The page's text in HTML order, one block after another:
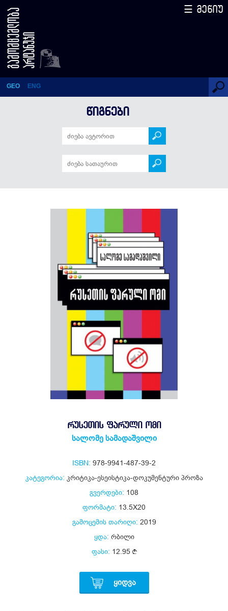
რუსეთის ფარული ომი
GEO ENG
☰ მენიუ
ᲬᲘᲒᲜᲔᲑᲘ
ᲠᲣᲡᲔᲗᲘᲡ ᲤᲐᲠᲣᲚᲘ ᲝᲛᲘ
სალომე სამადაშვილი
ISBN: 978-9941-487-39-2
კატეგორია: კრიტიკა-ესეისტიკა-დოკუმენტური პროზა
გვერდები: 108
ფორმატი: 13.5X20
გამოცემის თარიღი: 2019
ყდა: რბილი
ფასი: 12.95
ᲧᲘᲓᲕᲐ